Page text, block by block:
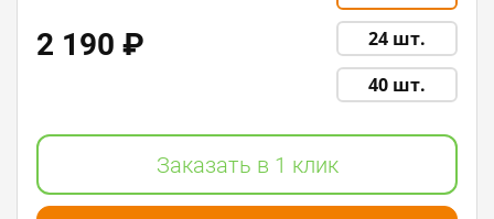
24 шт.
40 шт.
2 190 ₽
Заказать в 1 клик